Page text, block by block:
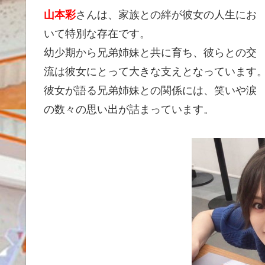
山本彩さんは、家族との絆が彼女の人生にお
いて特別な存在です。
幼少期から兄弟姉妹と共に育ち、彼らとの交
流は彼女にとって大きな支えとなっています
彼女が語る兄弟姉妹との関係には、笑いや涙
の数々の思い出が詰まっています。